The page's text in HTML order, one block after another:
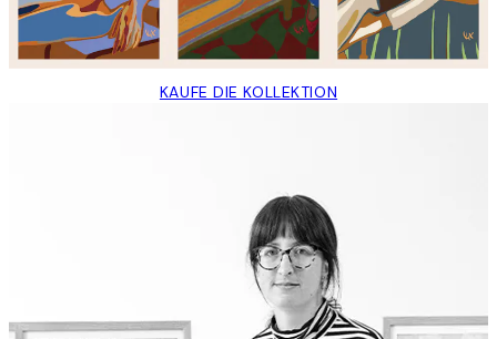
KAUFE DIE KOLLEKTION